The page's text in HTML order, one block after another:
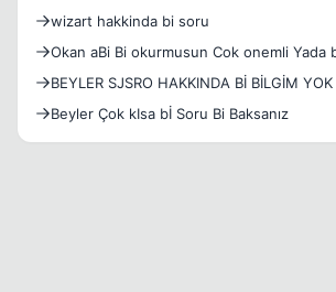
wizart hakkinda bi soru
Okan aBi Bi okurmusun Cok onemli Yada
BEYLER SJSRO HAKKINDA Bİ BİLGİM
YAPMIŞIM Bİ BAK
Beyler Çok kIsa bİ Soru Bi Baksanız